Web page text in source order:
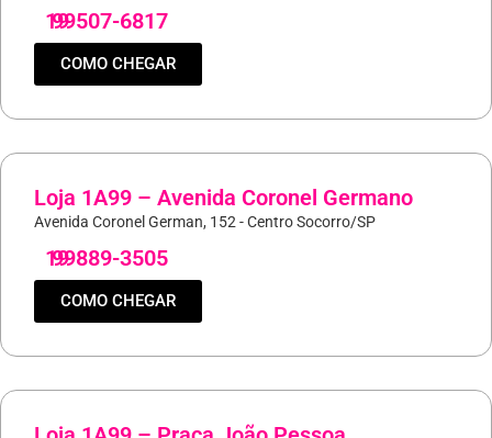
19
99507-6817
COMO CHEGAR
Loja 1A99 – Avenida Coronel Germano
Avenida Coronel German, 152 - Centro Socorro/SP
19
99889-3505
COMO CHEGAR